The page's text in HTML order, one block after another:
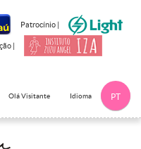
Patrocínio |
|
Olá Visitante Idioma PT